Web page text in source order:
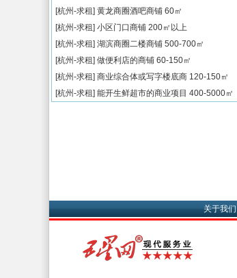
[杭州-求租] 黄龙商圈酒吧商铺 60㎡
[杭州-求租] 小区门口商铺 200㎡以上
[杭州-求租] 湖滨商圈二楼商铺 500-700㎡
[杭州-求租] 做便利店的商铺 60-150㎡
[杭州-求租] 商业综合体或写字楼底商 120-150㎡
[杭州-求租] 能开生鲜超市的商业项目 400-5000㎡
关于我们